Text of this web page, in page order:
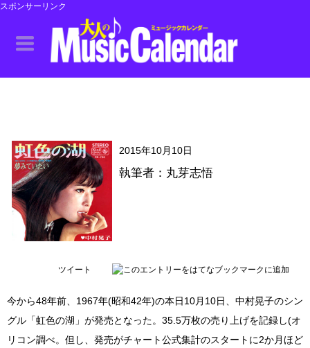
スポンサーリンク
2015年10月10日
執筆者：丸芽志悟
ツイート
今から48年前、1967年(昭和42年)の本日10月10日、中村晃子のシン
グル「虹色の湖」が発売となった。35.5万枚の売り上げを記録し(オ
リコン調べ。但し、発売がチャート公式集計のスタートに2か月ほど